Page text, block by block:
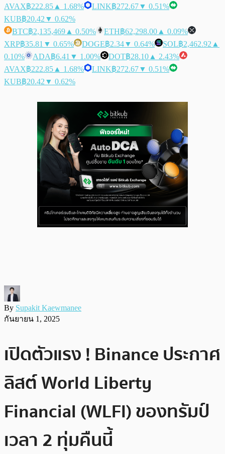
AVAX฿222.85 ▲ 1.68% LINK฿272.67▼ 0.51%
KUB฿20.42 ▼ 0.62%
BTC฿2,135,469 ▲ 0.50% ETH฿62,298.00 ▲ 0.09%
XRP฿35.81 ▼ 0.65% DOGE฿2.34▼ 0.64% SOL฿2,462.92 ▲
0.10%
ADA฿6.41 ▼ 1.00% DOT฿28.10 ▲ 2.43%
AVAX฿222.85 ▲ 1.68% LINK฿272.67▼ 0.51%
KUB฿20.42 ▼ 0.62%
By Supakit Kaewmanee
กันยายน 1, 2025
เปิดตัวแรง ! Binance ประกาศ
ลิสต์ World Liberty
Financial (WLFI) ของทรัมป์
เวลา 2 ทุ่มคืนนี้